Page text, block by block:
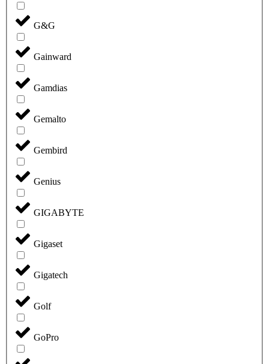
G&G
Gainward
Gamdias
Gemalto
Gembird
Genius
GIGABYTE
Gigaset
Gigatech
Golf
GoPro